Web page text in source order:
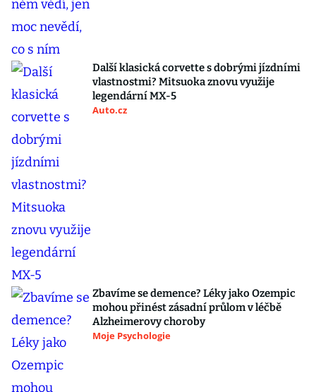
Další klasická corvette s dobrými jízdními
vlastnostmi? Mitsuoka znovu využije
legendární MX-5
Auto.cz
Zbavíme se demence? Léky jako Ozempic
mohou přinést zásadní průlom v léčbě
Alzheimerovy choroby
Moje Psychologie